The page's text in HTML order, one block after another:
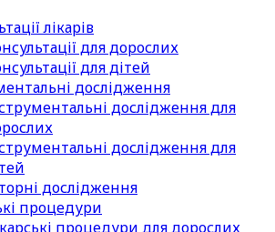
лікарів
для дорослих
для дітей
дослідження
дослідження для
дослідження для
дослідження
процедури
процедури для дорослих